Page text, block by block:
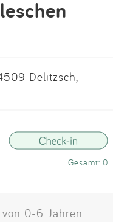
Delitzsch,
Gesamt: 0
0-6 Jahren